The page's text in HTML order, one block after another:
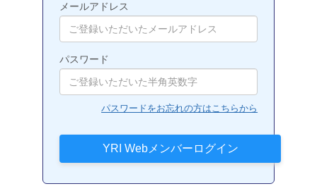
メールアドレス
パスワード
パスワードをお忘れの方はこちらから